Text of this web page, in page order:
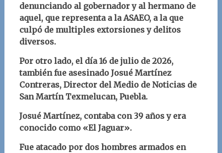
denunciando al gobernador y al hermano de
aquel, que representa a la ASAEO, a la que
culpó de multiples extorsiones y delitos
diversos.
Por otro lado, el día 16 de julio de 2026,
también fue asesinado Josué Martínez
Contreras, Director del Medio de Noticias de
San Martín Texmelucan, Puebla.
Josué Martínez, contaba con 39 años y era
conocido como «El Jaguar».
Fue atacado por dos hombres armados en